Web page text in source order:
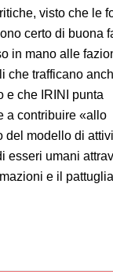
visto che le
certo di buona
in mano alle
che trafficano
e che IRINI punta
a contribuire «allo
del modello di
esseri umani
e il